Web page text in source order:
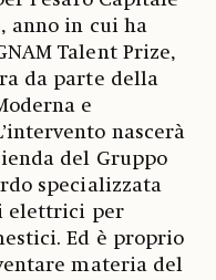
anno in cui ha
Talent Prize,
da parte della
e
nascerà
del Gruppo
specializzata
elettrici per
Ed è proprio
materia del